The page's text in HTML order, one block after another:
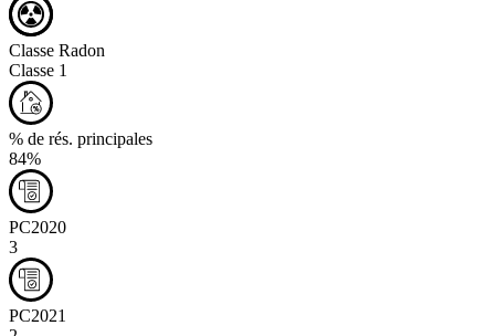
Classe Radon
Classe 1
% de rés. principales
84%
PC2020
3
PC2021